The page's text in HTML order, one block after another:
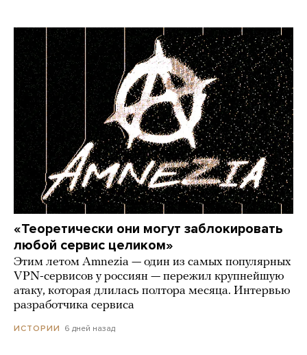
«Теоретически они могут заблокировать
любой сервис целиком»
Этим летом Amnezia — один из самых популярных
VPN-сервисов у россиян — пережил крупнейшую
атаку, которая длилась полтора месяца. Интервью
разработчика сервиса
ИСТОРИИ 6 дней назад